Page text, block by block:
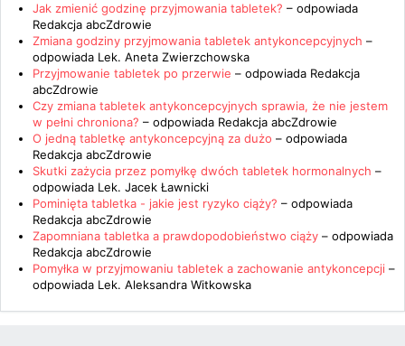
Jak zmienić godzinę przyjmowania tabletek? – odpowiada
Redakcja abcZdrowie
Zmiana godziny przyjmowania tabletek antykoncepcyjnych –
odpowiada Lek. Aneta Zwierzchowska
Przyjmowanie tabletek po przerwie – odpowiada Redakcja
abcZdrowie
Czy zmiana tabletek antykoncepcyjnych sprawia, że nie jestem
w pełni chroniona? – odpowiada Redakcja abcZdrowie
O jedną tabletkę antykoncepcyjną za dużo – odpowiada
Redakcja abcZdrowie
Skutki zażycia przez pomyłkę dwóch tabletek hormonalnych –
odpowiada Lek. Jacek Ławnicki
Pominięta tabletka - jakie jest ryzyko ciąży? – odpowiada
Redakcja abcZdrowie
Zapomniana tabletka a prawdopodobieństwo ciąży – odpowiada
Redakcja abcZdrowie
Pomyłka w przyjmowaniu tabletek a zachowanie antykoncepcji –
odpowiada Lek. Aleksandra Witkowska